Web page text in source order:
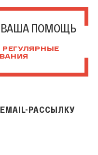
ПОМОЩЬ
РЕГУЛЯРНЫЕ
РАССЫЛКУ